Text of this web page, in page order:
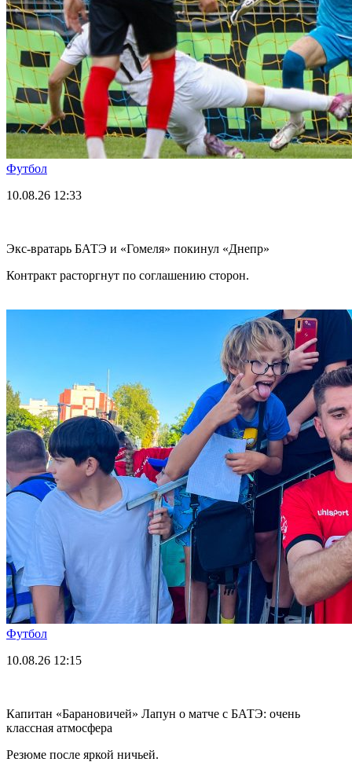
Футбол
10.08.26 12:33
Экс-вратарь БАТЭ и «Гомеля» покинул «Днепр»
Контракт расторгнут по соглашению сторон.
Футбол
10.08.26 12:15
Капитан «Барановичей» Лапун о матче с БАТЭ: очень
классная атмосфера
Резюме после яркой ничьей.